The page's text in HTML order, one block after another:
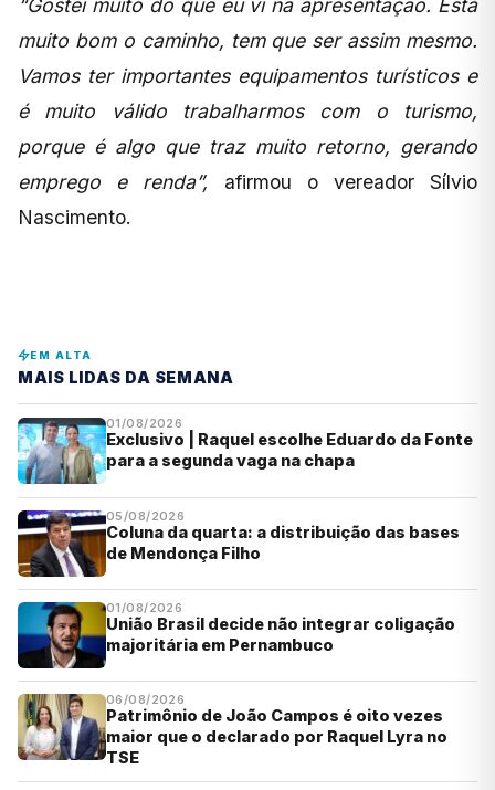
“Gostei muito do que eu vi na apresentação. Está
muito bom o caminho, tem que ser assim mesmo.
Vamos ter importantes equipamentos turísticos e
é muito válido trabalharmos com o turismo,
porque é algo que traz muito retorno, gerando
emprego e renda”, afirmou o vereador Sílvio
Nascimento.
EM ALTA
MAIS LIDAS DA SEMANA
01/08/2026
Exclusivo | Raquel escolhe Eduardo da Fonte
para a segunda vaga na chapa
05/08/2026
Coluna da quarta: a distribuição das bases
de Mendonça Filho
01/08/2026
União Brasil decide não integrar coligação
majoritária em Pernambuco
06/08/2026
Patrimônio de João Campos é oito vezes
maior que o declarado por Raquel Lyra no
TSE